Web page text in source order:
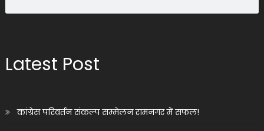
Latest Post
कांग्रेस परिवर्तन संकल्प सम्मेलन रामनगर में सफल!